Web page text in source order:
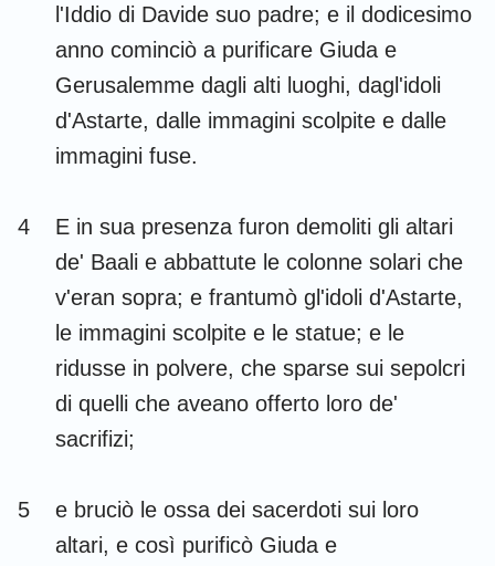
Michea Nahum
Sofonia
Aggeo Zaccaria
Malachia
l'Iddio di Davide suo padre; e il dodicesimo
anno cominciò a purificare Giuda e
Gerusalemme dagli alti luoghi, dagl'idoli
d'Astarte, dalle immagini scolpite e dalle
immagini fuse.
4
E in sua presenza furon demoliti gli altari
de' Baali e abbattute le colonne solari che
v'eran sopra; e frantumò gl'idoli d'Astarte,
le immagini scolpite e le statue; e le
ridusse in polvere, che sparse sui sepolcri
di quelli che aveano offerto loro de'
sacrifizi;
5
e bruciò le ossa dei sacerdoti sui loro
altari, e così purificò Giuda e